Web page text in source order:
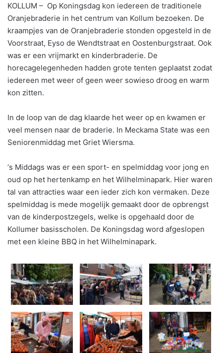
KOLLUM – Op Koningsdag kon iedereen de traditionele
Oranjebraderie in het centrum van Kollum bezoeken. De
kraampjes van de Oranjebraderie stonden opgesteld in de
Voorstraat, Eyso de Wendtstraat en Oostenburgstraat. Ook
was er een vrijmarkt en kinderbraderie. De
horecagelegenheden hadden grote tenten geplaatst zodat
iedereen met weer of geen weer sowieso droog en warm
kon zitten.
In de loop van de dag klaarde het weer op en kwamen er
veel mensen naar de braderie. In Meckama State was een
Seniorenmiddag met Griet Wiersma.
‘s Middags was er een sport- en spelmiddag voor jong en
oud op het hertenkamp en het Wilhelminapark. Hier waren
tal van attracties waar een ieder zich kon vermaken. Deze
spelmiddag is mede mogelijk gemaakt door de opbrengst
van de kinderpostzegels, welke is opgehaald door de
Kollumer basisscholen. De Koningsdag word afgeslopen
met een kleine BBQ in het Wilhelminapark.